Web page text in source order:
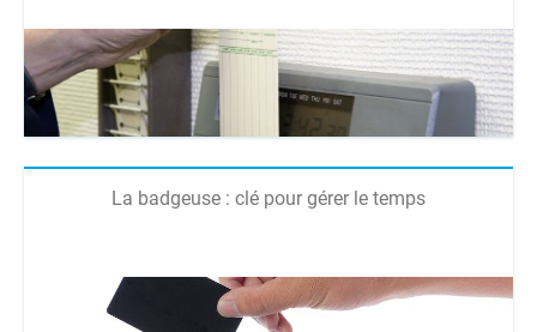
La badgeuse : clé pour gérer le temps